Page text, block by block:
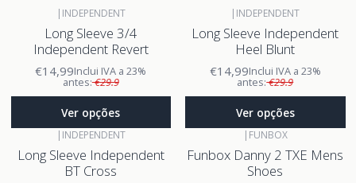
| INDEPENDENT
Long Sleeve 3/4
Independent Revert
€14,99Inclui IVA a 23%
antes:€29.9
Ver opções
| INDEPENDENT
Long Sleeve Independent
Heel Blunt
€14,99Inclui IVA a 23%
antes:€29.9
Ver opções
| INDEPENDENT
Long Sleeve Independent
BT Cross
| FUNBOX
Funbox Danny 2 TXE Mens
Shoes